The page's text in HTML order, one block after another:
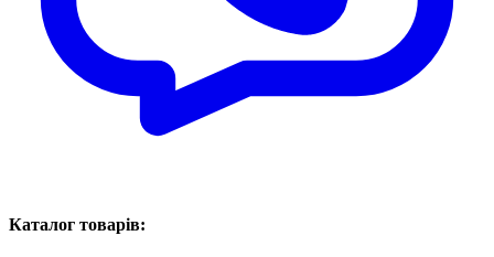
Каталог товарів: